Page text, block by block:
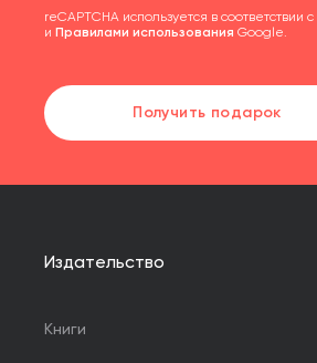
reCAPTCHA используется в соответствии с
и Правилами использования Google.
Получить подарок
Издательство
Книги